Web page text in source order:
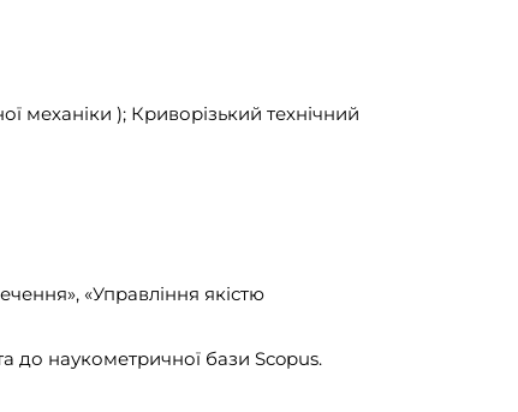
механіки ); Криворізький технічний
«Управління якістю
до наукометричної бази Scopus.